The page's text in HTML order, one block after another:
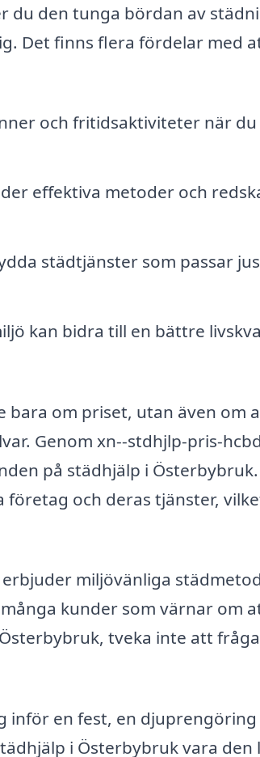
du den tunga bördan av
Det finns flera fördelar med
och fritidsaktiviteter när
effektiva metoder och
städtjänster som passar
kan bidra till en bättre
om priset, utan även om
Genom xn--stdhjlp-pris-
på städhjälp i Österbybruk.
och deras tjänster,
miljövänliga
kunder som värnar om
tveka inte att
inför en fest, en djuprengöring
i Österbybruk vara den